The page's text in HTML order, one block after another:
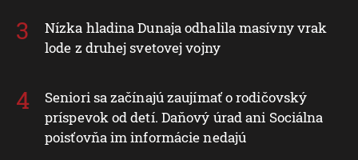
Nízka hladina Dunaja odhalila masívny vrak
lode z druhej svetovej vojny
Seniori sa začínajú zaujímať o rodičovský
príspevok od detí. Daňový úrad ani Sociálna
poisťovňa im informácie nedajú